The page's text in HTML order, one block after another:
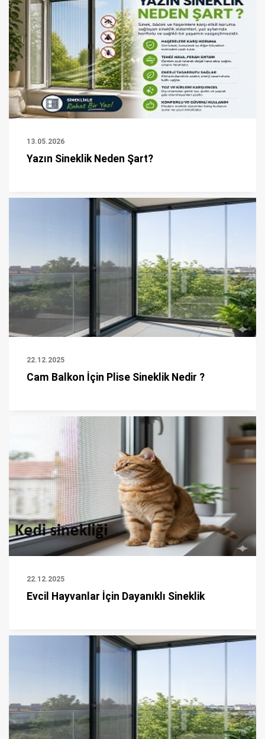
13.05.2026
Yazın Sineklik Neden Şart?
22.12.2025
Cam Balkon İçin Plise Sineklik Nedir ?
22.12.2025
Evcil Hayvanlar İçin Dayanıklı Sineklik